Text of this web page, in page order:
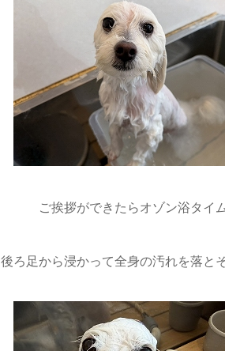
ご挨拶ができたらオゾン浴タイ
後ろ足から浸かって全身の汚れを落と